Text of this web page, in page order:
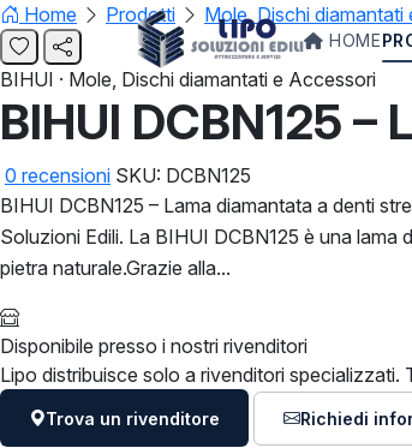
HOME
Home Prodotti Mole, Dischi
BIHUI · Mole, Dischi diamantati e Accessori
BIHUI DCBN125
0 recensioni SKU: DCBN125
BIHUI DCBN125 – Lama diamantata a denti
Soluzioni Edili. La BIHUI DCBN125 è una lama
pietra naturale.Grazie alla...
Disponibile presso i nostri rivenditori
Lipo distribuisce solo a rivenditori specializzati.
Trova un rivenditore Richiedi